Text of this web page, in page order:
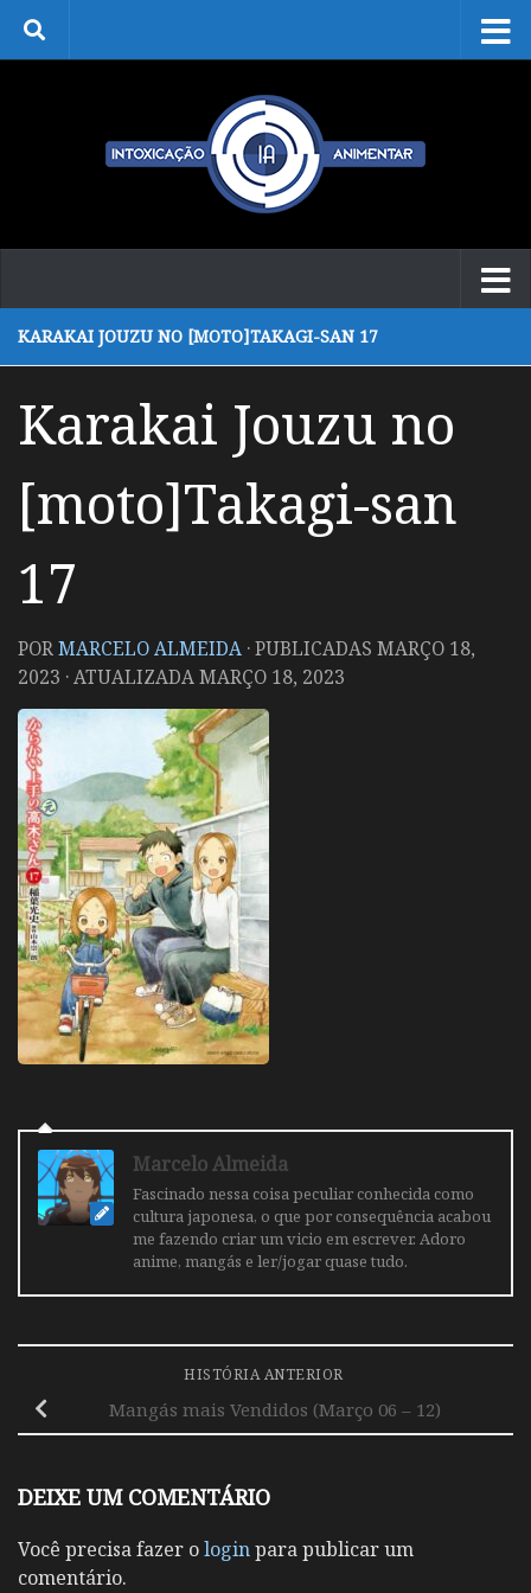
Skip to content
KARAKAI JOUZU NO [MOTO]TAKAGI-SAN 17
Karakai Jouzu no
[moto]Takagi-san
17
PORMARCELO ALMEIDA · PUBLICADAS MARÇO 18,
2023 · ATUALIZADAMARÇO 18, 2023
Marcelo Almeida
Fascinado nessa coisa peculiar conhecida como
cultura japonesa, o que por consequência acabou
me fazendo criar um vicio em escrever. Adoro
anime, mangás e ler/jogar quase tudo.
HISTÓRIA ANTERIOR
Mangás mais Vendidos (Março 06 – 12)
DEIXE UM COMENTÁRIO
Você precisa fazer ologinpara publicar um
comentário.